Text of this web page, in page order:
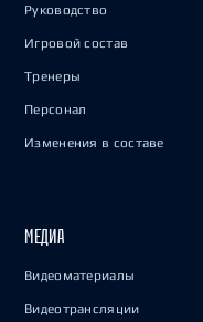
Руководство
Игровой состав
Тренеры
Персонал
Изменения в составе
МЕДИА
Видеоматериалы
Видеотрансляции